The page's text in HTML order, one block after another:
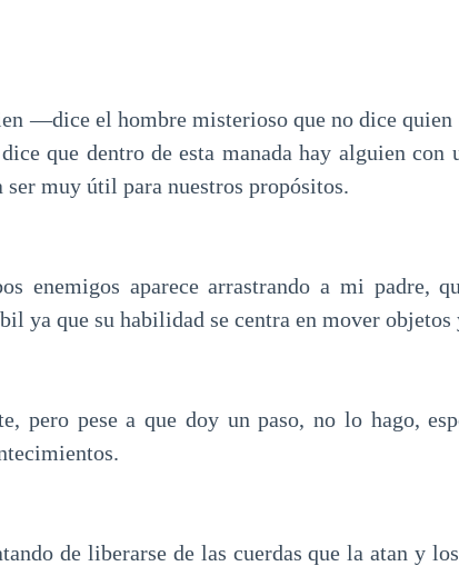
—dice el hombre misterioso que no dice quien
que dentro de esta manada hay alguien con
muy útil para nuestros propósitos.
enemigos aparece arrastrando a mi padre,
ya que su habilidad se centra en mover objetos
pero pese a que doy un paso, no lo hago,
de liberarse de las cuerdas que la atan y